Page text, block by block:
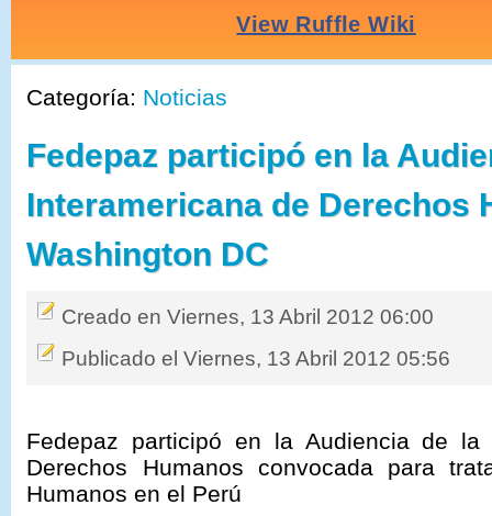
Categoría: Noticias
Fedepaz participó en la
Interamericana de Derechos
Washington DC
Creado en Viernes, 13 Abril 2012 06:00
Publicado el Viernes, 13 Abril 2012 05:56
Fedepaz participó en la Audiencia de la
Derechos Humanos convocada para
Humanos en el Perú